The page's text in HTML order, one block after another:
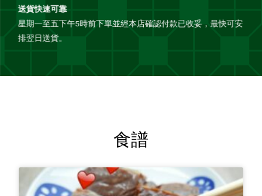
送貨快速可靠
星期一至五下午5時前下單並經本店確認付款已收妥，最快可安
排翌日送貨。
食譜